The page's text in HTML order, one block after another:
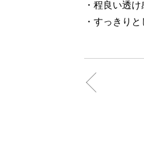
・程良い透
・すっきり